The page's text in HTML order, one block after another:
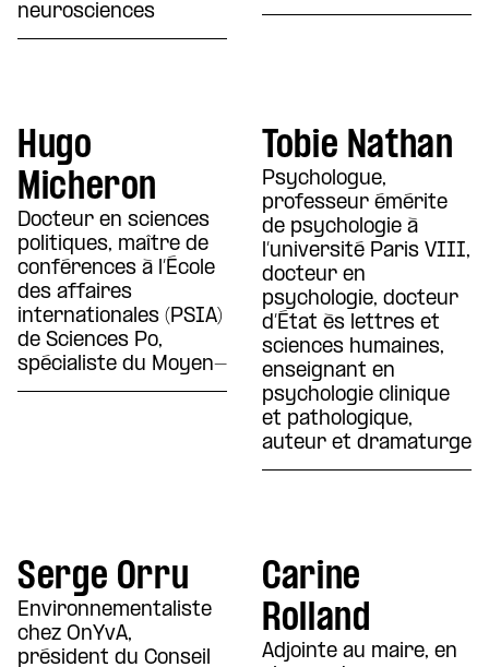
neurosciences
Hugo
Micheron
Docteur en sciences
politiques, maître de
conférences à l’École
des affaires
internationales (PSIA)
de Sciences Po,
spécialiste du Moyen-
Tobie Nathan
Psychologue,
professeur émérite
de psychologie à
l’université Paris VIII,
docteur en
psychologie, docteur
d’État ès lettres et
sciences humaines,
enseignant en
psychologie clinique
et pathologique,
auteur et dramaturge
Serge Orru
Environnementaliste
chez OnYvA,
président du Conseil
Carine
Rolland
Adjointe au maire, en